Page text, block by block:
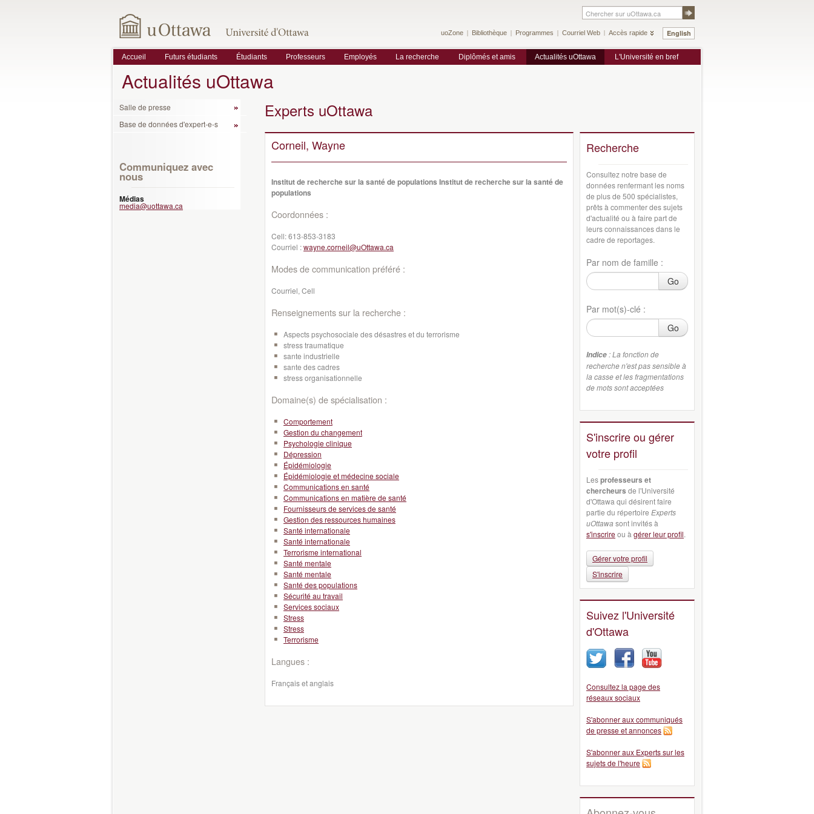
English
uoZone Bibliothèque Programmes Courriel Web Accès rapide
Accueil Futurs étudiants Étudiants Professeurs Employés La recherche Diplômés et amis Actualités uOttawa L'Université en bref
Actualités uOttawa
Salle de presse
Base de données d'expert-e-s
Communiquez avec
nous
Médias
media@uottawa.ca
Experts uOttawa
Corneil, Wayne
Institut de recherche sur la santé de populations Institut de recherche sur la santé de
populations
Coordonnées :
Cell:613-853-3183
Courriel :wayne.corneil@uOttawa.ca
Modes de communication préféré :
Courriel, Cell
Renseignements sur la recherche :
Aspects psychosociale des désastres et du terrorisme
stress traumatique
sante industrielle
sante des cadres
stress organisationnelle
Domaine(s) de spécialisation :
Comportement
Gestion du changement
Psychologie clinique
Dépression
Épidémiologie
Épidémiologie et médecine sociale
Communications en santé
Communications en matière de santé
Fournisseurs de services de santé
Gestion des ressources humaines
Santé internationale
Santé internationale
Terrorisme international
Santé mentale
Santé mentale
Santé des populations
Sécurité au travail
Services sociaux
Stress
Stress
Terrorisme
Langues :
Français et anglais
Recherche
Consultez notre base de
données renfermant les noms
de plus de 500 spécialistes,
prêts à commenter des sujets
d'actualité ou à faire part de
leurs connaissances dans le
cadre de reportages.
Par nom de famille :
Go
Par mot(s)-clé :
Go
Indice : La fonction de
recherche n'est pas sensible à
la casse et les fragmentations
de mots sont acceptées
S'inscrire ou gérer
votre profil
Lesprofesseurs et
chercheurs de l'Université
d'Ottawa qui désirent faire
partie du répertoire Experts
uOttawa sont invités à
s'inscrireou à gérer leur profil.
Gérer votre profil
S'inscrire
Suivez l'Université
d'Ottawa
Consultez la page des
réseaux sociaux
S'abonner aux communiqués
de presse et annonces
S'abonner aux Experts sur les
sujets de l'heure